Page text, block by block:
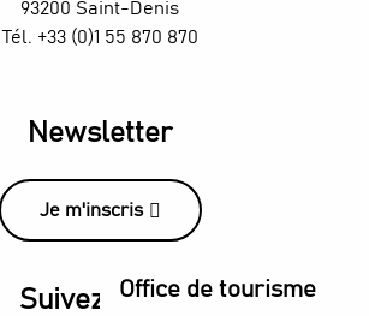
Office de tourisme
93200 Saint-Denis
Tél. +33 (0)1 55 870 870
Newsletter
Je m'inscris
Suivez-nous